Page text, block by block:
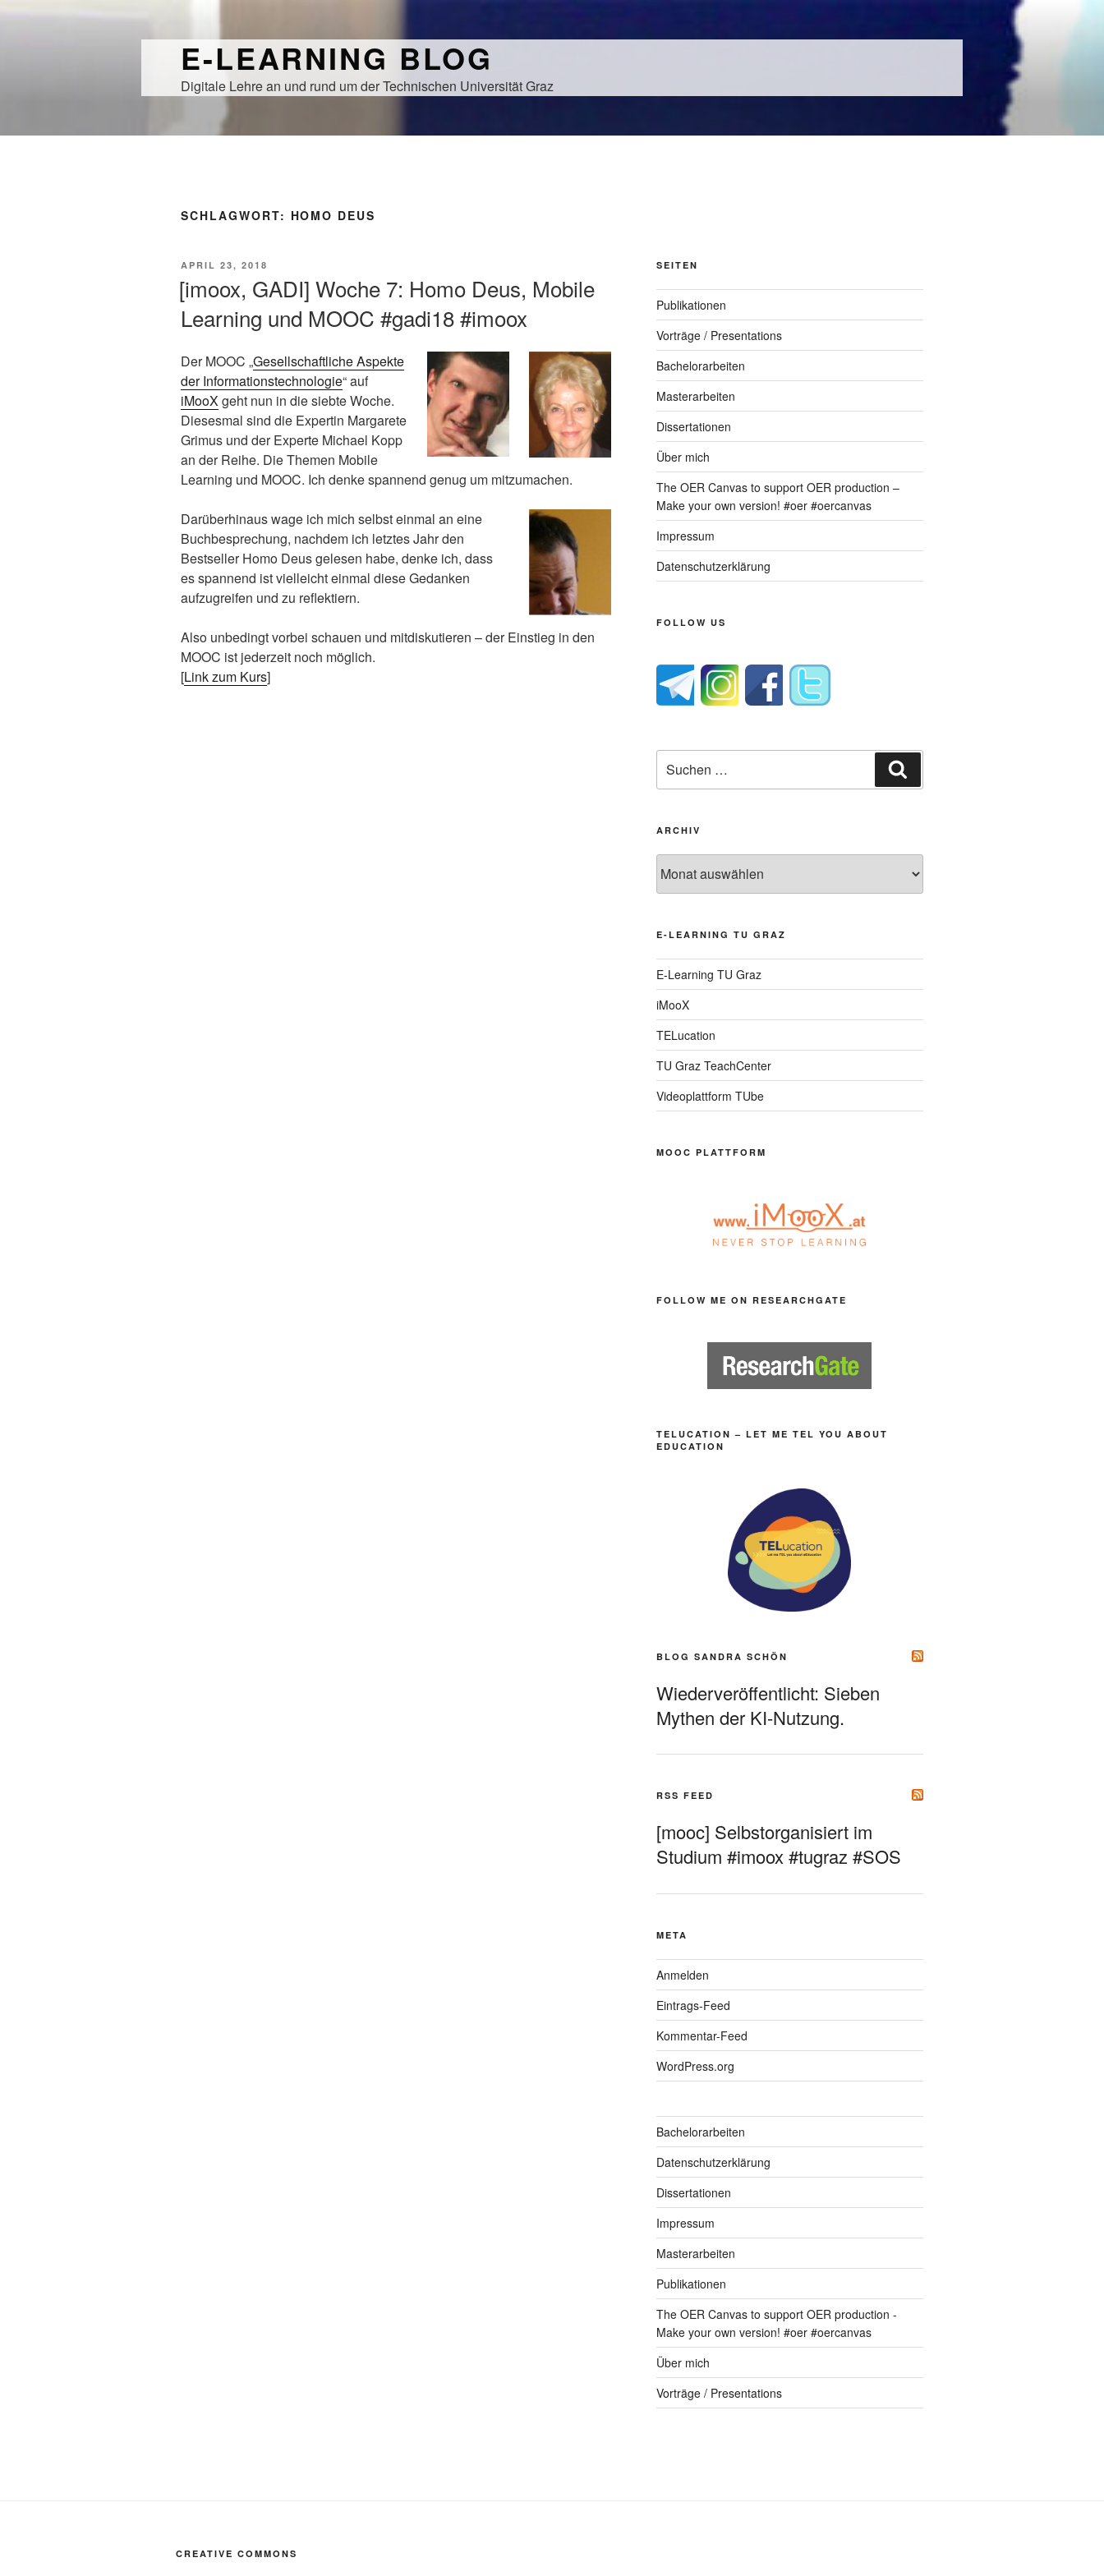
E-LEARNING BLOG
Digitale Lehre an und rund um der Technischen Universität Graz
SCHLAGWORT: HOMO DEUS
VERÖFFENTLICHT
APRIL 23, 2018
[imoox, GADI] Woche 7: Homo Deus, Mobile
Learning und MOOC #gadi18 #imoox
Der MOOC „Gesellschaftliche Aspekte
der Informationstechnologie“ auf
iMooX geht nun in die siebte Woche.
Diesesmal sind die Expertin Margarete
Grimus und der Experte Michael Kopp
an der Reihe. Die Themen Mobile
Learning und MOOC. Ich denke spannend genug um mitzumachen.
Darüberhinaus wage ich mich selbst einmal an eine
Buchbesprechung, nachdem ich letztes Jahr den
Bestseller Homo Deus gelesen habe, denke ich, dass
es spannend ist vielleicht einmal diese Gedanken
aufzugreifen und zu reflektiern.
Also unbedingt vorbei schauen und mitdiskutieren – der Einstieg in den
MOOC ist jederzeit noch möglich.
[Link zum Kurs]
SEITEN
Publikationen
Vorträge / Presentations
Bachelorarbeiten
Masterarbeiten
Dissertationen
Über mich
The OER Canvas to support OER production –
Make your own version! #oer #oercanvas
Impressum
Datenschutzerklärung
FOLLOW US
nach:
ARCHIV
E-LEARNING TU GRAZ
E-Learning TU Graz
iMooX
TELucation
TU Graz TeachCenter
Videoplattform TUbe
MOOC PLATTFORM
FOLLOW ME ON RESEARCHGATE
TELUCATION – LET ME TEL YOU ABOUT
EDUCATION
BLOG SANDRA SCHÖN
Wiederveröffentlicht: Sieben
Mythen der KI-Nutzung.
RSS FEED
[mooc] Selbstorganisiert im
Studium #imoox #tugraz #SOS
META
Anmelden
Eintrags-Feed
Kommentar-Feed
WordPress.org
Bachelorarbeiten
Datenschutzerklärung
Dissertationen
Impressum
Masterarbeiten
Publikationen
The OER Canvas to support OER production -
Make your own version! #oer #oercanvas
Über mich
Vorträge / Presentations
CREATIVE COMMONS